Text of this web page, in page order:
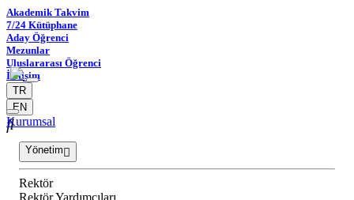
Akademik Takvim
7/24 Kütüphane
Aday Öğrenci
Mezunlar
Uluslararası Öğrenci
İletişim
TR
EN
Kurumsal
Yönetim
Rektör